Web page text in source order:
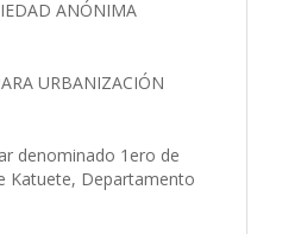
ANÓNIMA
URBANIZACIÓN
denominado 1ero de
Katuete, Departamento